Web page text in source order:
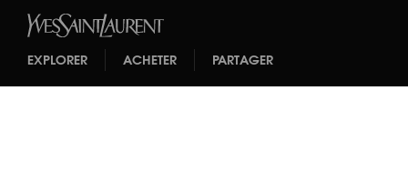
EXPLORER ACHETER PARTAGER